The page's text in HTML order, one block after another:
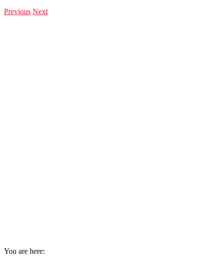
Previous Next
You are here: